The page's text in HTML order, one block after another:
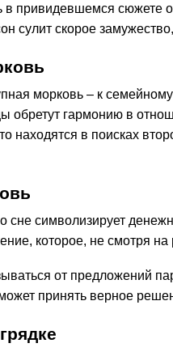
привидевшемся сюжете
сулит скорое
морковь – к
обретут гармонию в
находятся в поисках
сне символизирует
которое, не смотря
от предложений
принять верное